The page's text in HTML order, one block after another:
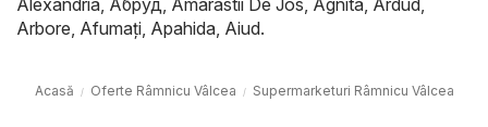
Alexandria, Абруд, Amarastii De Jos, Agnita, Ardud,
Arbore, Afumaţi, Apahida, Aiud.
Acasă Oferte Râmnicu Vâlcea Supermarketuri Râmnicu Vâlcea